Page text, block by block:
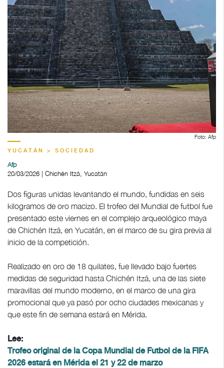
Foto: Afp
YUCATÁN > SOCIEDAD
Afp
20/03/2026 | Chichén Itzá, Yucatán
Dos figuras unidas levantando el mundo, fundidas en seis
kilogramos de oro macizo. El trofeo del Mundial de futbol fue
presentado este viernes en el complejo arqueológico maya
de Chichén Itzá, en Yucatán, en el marco de su gira previa al
inicio de la competición.
Realizado en oro de 18 quilates, fue llevado bajo fuertes
medidas de seguridad hasta Chichén Itzá, una de las siete
maravillas del mundo moderno, en el marco de una gira
promocional que ya pasó por ocho ciudades mexicanas y
que este fin de semana estará en Mérida.
Lee:
Trofeo original de la Copa Mundial de Futbol de la FIFA
2026 estará en Mérida el 21 y 22 de marzo